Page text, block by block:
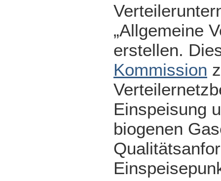
„Allgemeine
erstellen.
Kommission
Einspeisung
biogenen